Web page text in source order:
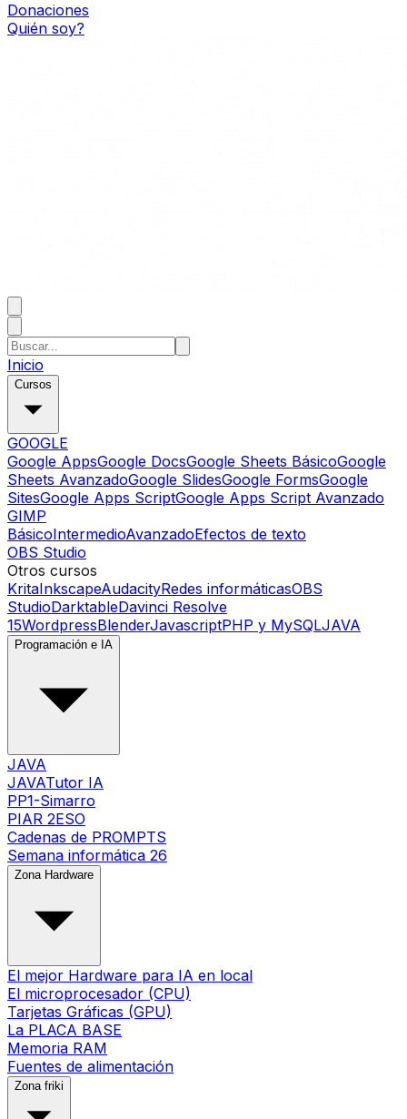
Donaciones
Quién soy?
Inicio
Cursos
GOOGLE
Google AppsGoogle DocsGoogle Sheets BásicoGoogle
Sheets AvanzadoGoogle SlidesGoogle FormsGoogle
SitesGoogle Apps ScriptGoogle Apps Script Avanzado
GIMP
BásicoIntermedioAvanzadoEfectos de texto
OBS Studio
Otros cursos
KritaInkscapeAudacityRedes informáticasOBS
StudioDarktableDavinci Resolve
15WordpressBlenderJavascriptPHP y MySQLJAVA
Programación e IA
JAVA
JAVATutor IA
PP1-Simarro
PIAR 2ESO
Cadenas de PROMPTS
Semana informática 26
Zona Hardware
El mejor Hardware para IA en local
El microprocesador (CPU)
Tarjetas Gráficas (GPU)
La PLACA BASE
Memoria RAM
Fuentes de alimentación
Zona friki